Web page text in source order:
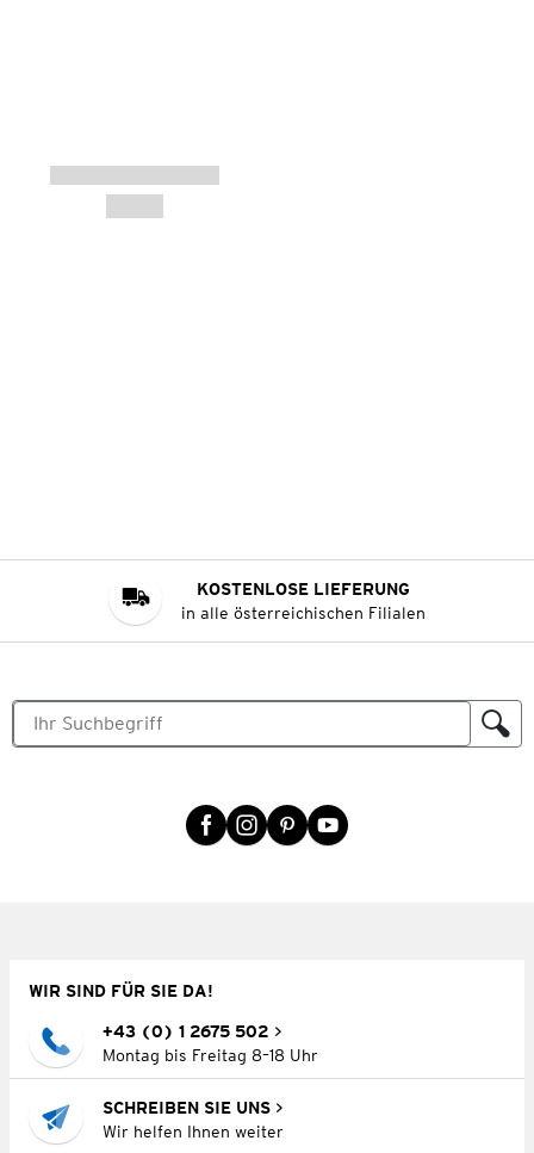
KOSTENLOSE LIEFERUNG
in alle österreichischen Filialen
WIR SIND FÜR SIE DA!
+43 (0) 1 2675 502
Montag bis Freitag 8–18 Uhr
SCHREIBEN SIE UNS
Wir helfen Ihnen weiter